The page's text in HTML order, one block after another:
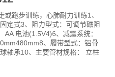
跑步训练，心肺耐力训练1、
定式3、阻力型式：可调节磁阻
电池(1.5V4)6、减震系统：
、履带型式：铝骨
轴承10、主要管材规格： 立柱